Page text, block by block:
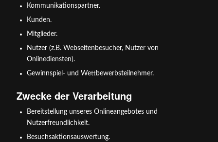
Kommunikationspartner.
Kunden.
Mitglieder.
Nutzer (z.B. Webseitenbesucher, Nutzer von
Onlinediensten).
Gewinnspiel- und Wettbewerbsteilnehmer.
Zwecke der Verarbeitung
Bereitstellung unseres Onlineangebotes und
Nutzerfreundlichkeit.
Besuchsaktionsauswertung.